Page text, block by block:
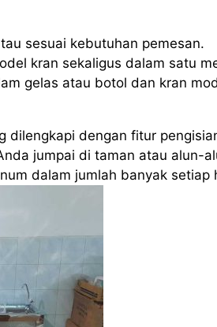
sesuai kebutuhan pemesan.
kran sekaligus dalam satu
gelas atau botol dan kran
dilengkapi dengan fitur
jumpai di taman atau alun-
dalam jumlah banyak setiap